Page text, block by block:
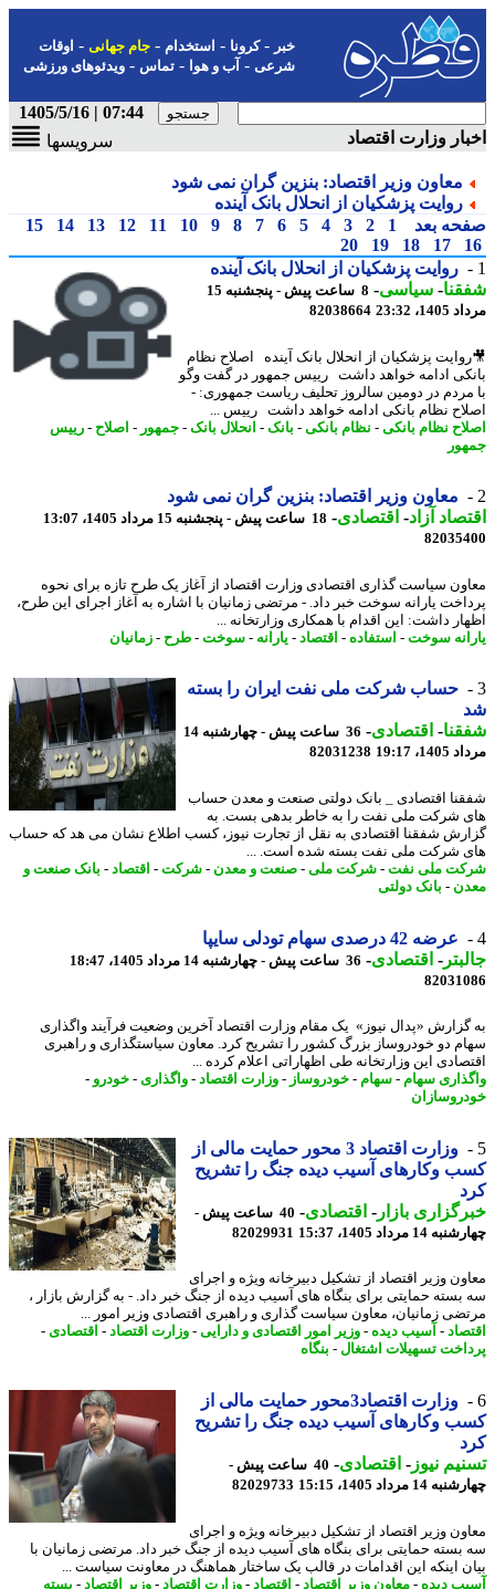
-کرونا-استخدام- جام جهانی-اوقات
شرعی-آب و هوا-تماس-ویدئوهای ورزشی
07:44 | 1405/5/16
وزارت اقتصاد
سرویسها
معاون وزیر اقتصاد: بنزین گران نمی شود
روایت پزشکیان از انحلال بانک آینده
بعد
1
2
3
4
5
6
7
8
9
10
11
12
13
14
15
17
18
19
20
روایت پزشکیان از انحلال بانک آینده
-سیاسی-
8 ساعت پیش - پنجشنبه 15
23:32
82038664
پزشکیان از انحلال بانک آینده اصلاح نظام
ادامه خواهد داشت رییس جمهور در گفت وگو
در دومین سالروز تحلیف ریاست جمهوری: -
نظام بانکی ادامه خواهد داشت رییس ...
نظام بانکی-نظام بانکی-بانک -انحلال بانک -جمهور-اصلاح-رییس
معاون وزیر اقتصاد: بنزین گران نمی شود
آزاد - اقتصادی-18 ساعت پیش - پنجشنبه 15 مرداد 1405، 13:07
سیاست گذاری اقتصادی وزارت اقتصاد از آغاز یک طرح تازه برای نحوه
یارانه سوخت خبر داد. - مرتضی زمانیان با اشاره به آغاز اجرای این طرح،
داشت: این اقدام با همکاری وزارتخانه ...
سوخت-استفاده-اقتصاد-یارانه- سوخت-طرح-زمانیان
حساب شرکت ملی نفت ایران را بسته
-اقتصادی-
36 ساعت پیش - چهارشنبه 14
19:17
82031238
اقتصادی _ بانک دولتی صنعت و معدن حساب
شرکت ملی نفت را به خاطر بدهی بست. به
شفقنا اقتصادی به نقل از تجارت نیوز، کسب اطلاع نشان می هد که حساب
شرکت ملی نفت بسته شده است. ...
ملی نفت -شرکت ملی -صنعت و معدن-شرکت-اقتصاد-بانک صنعت و
-بانک دولتی
عرضه 42 درصدی سهام تودلی سایپا
-اقتصادی-36 ساعت پیش - چهارشنبه 14 مرداد 1405، 18:47
«پدال نیوز» یک مقام وزارت اقتصاد آخرین وضعیت فرآیند واگذاری
دو خودروساز بزرگ کشور را تشریح کرد. معاون سیاستگذاری و راهبری
این وزارتخانه طی اظهاراتی اعلام کرده ...
سهام-سهام-خودروساز-وزارت اقتصاد-واگذاری- خودرو-
وزارت اقتصاد 3 محور حمایت مالی از
وکارهای آسیب دیده جنگ را تشریح
بازار- اقتصادی-
40 ساعت پیش -
مرداد 1405، 15:37
82029931
وزیر اقتصاد از تشکیل دبیرخانه ویژه و اجرای
حمایتی برای بنگاه های آسیب دیده از جنگ خبر داد. - به گزارش بازار ،
زمانیان، معاون سیاست گذاری و راهبری اقتصادی وزیر امور ...
-آسیب دیده -وزیر امور اقتصادی و دارایی- وزارت اقتصاد-اقتصادی-
تسهیلات اشتغال-بنگاه
وزارت اقتصاد3محور حمایت مالی از
وکارهای آسیب دیده جنگ را تشریح
نیوز-اقتصادی-
40 ساعت پیش -
مرداد 1405، 15:15
82029733
وزیر اقتصاد از تشکیل دبیرخانه ویژه و اجرای
حمایتی برای بنگاه های آسیب دیده از جنگ خبر داد. مرتضی زمانیان با
اینکه این اقدامات در قالب یک ساختار هماهنگ در معاونت سیاست ...
دیده -معاون وزیر اقتصاد-اقتصاد-وزارت اقتصاد-وزیر اقتصاد-بسته